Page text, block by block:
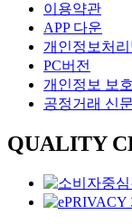
이용약관
APP 다운
개인정보처리
PC버전
개인정보 보
공정거래 신
QUALITY